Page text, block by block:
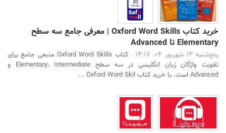
خرید کتاب Oxford Word Skills | معرفی جامع سه سطح
Elementary تا Advanced
پنج‌شنبه 13 شهریور 04، 14:17 -
کتاب Oxford Word Skills منبعی جامع برای
تقویت واژگان زبان انگلیسی در سه سطح Elementary، Intermediate و
Advanced است. با خرید کتاب Oxford Word Skil ...